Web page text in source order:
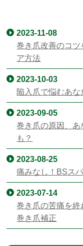
2023-11-08
巻き爪改善のコ
ア方法
2023-10-03
陥入爪で悩むあ
2023-09-05
巻き爪の原因、
も？
2023-08-25
痛みなし！BSス
2023-07-14
巻き爪の苦痛を
巻き爪補正